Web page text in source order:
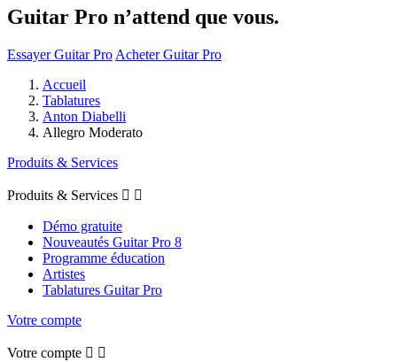
Guitar Pro n’attend que vous.
Essayer Guitar Pro Acheter Guitar Pro
Accueil
Tablatures
Anton Diabelli
Allegro Moderato
Produits & Services
Produits & Services  
Démo gratuite
Nouveautés Guitar Pro 8
Programme éducation
Artistes
Tablatures Guitar Pro
Votre compte
Votre compte  